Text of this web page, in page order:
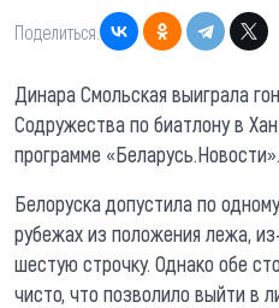
Поделиться:
Динара Смольская выиграла
Содружества по биатлону в
программе «Беларусь.Новости».
Белоруска допустила по
рубежах из положения лежа,
шестую строчку. Однако обе
чисто, что позволило выйти в